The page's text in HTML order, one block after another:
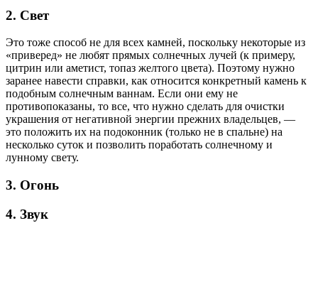
2. Свет
Это тоже способ не для всех камней, поскольку некоторые из
«приверед» не любят прямых солнечных лучей (к примеру,
цитрин или аметист, топаз желтого цвета). Поэтому нужно
заранее навести справки, как относится конкретный камень к
подобным солнечным ваннам. Если они ему не
противопоказаны, то все, что нужно сделать для очистки
украшения от негативной энергии прежних владельцев, —
это положить их на подоконник (только не в спальне) на
несколько суток и позволить поработать солнечному и
лунному свету.
3. Огонь
4. Звук